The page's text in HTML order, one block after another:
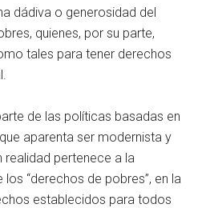
dádiva o generosidad del
quienes, por su parte,
tales para tener derechos
de las políticas basadas en
aparenta ser modernista y
pertenece a la
“derechos de pobres”, en la
establecidos para todos